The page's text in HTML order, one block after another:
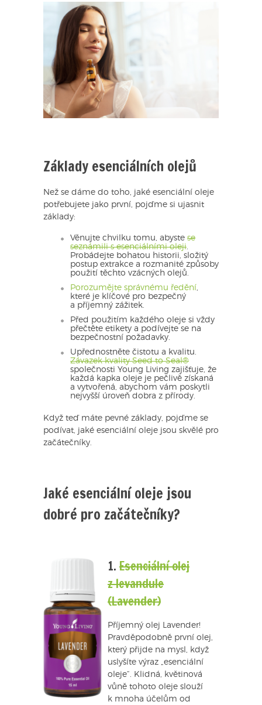
Základy esenciálních olejů
Než se dáme do toho, jaké esenciální oleje
potřebujete jako první, pojďme si ujasnit
základy:
Věnujte chvilku tomu, abyste se
seznámili s esenciálními oleji.
Probádejte bohatou historii, složitý
postup extrakce a rozmanité způsoby
použití těchto vzácných olejů.
Porozumějte správnému ředění,
které je klíčové pro bezpečný
a příjemný zážitek.
Před použitím každého oleje si vždy
přečtěte etikety a podívejte se na
bezpečnostní požadavky.
Upřednostněte čistotu a kvalitu.
Závazek kvality Seed to Seal®
společnosti Young Living zajišťuje, že
každá kapka oleje je pečlivě získaná
a vytvořená, abychom vám poskytli
nejvyšší úroveň dobra z přírody.
Když teď máte pevné základy, pojďme se
podívat, jaké esenciální oleje jsou skvělé pro
začátečníky.
Jaké esenciální oleje jsou
dobré pro začátečníky?
1. Esenciální olej
z levandule
(Lavender)
Příjemný olej Lavender!
Pravděpodobně první olej,
který přijde na mysl, když
uslyšíte výraz „esenciální
oleje“. Klidná, květinová
vůně tohoto oleje slouží
k mnoha účelům od